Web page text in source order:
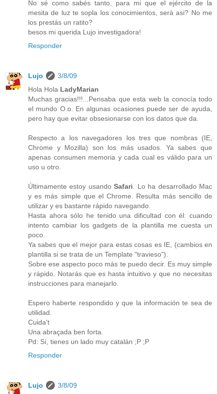
No sé como sabés tanto, para mi que el ejército de la
mesita de luz te sopla los conocimientos, será asi? No me
los prestás un ratito?
besos mi querida Lujo investigadora!
Responder
Lujo
3/8/09
Hola Hola LadyMarian
Muchas gracias!!!...Pensaba que esta web la conocía todo
el mundo O.o. En algunas ocasiones puede ser de ayuda,
pero hay que evitar obsesionarse con los datos que da.
Respecto a los navegadores los tres que nombras (IE,
Chrome y Mozilla) son los más usados. Ya sabes que
apenas consumen memoria y cada cual es válido para un
uso u otro.
Últimamente estoy usandoSafari . Lo ha desarrollado Mac
y es más simple que el Chrome. Resulta más sencillo de
utilizar y es bastante rápido navegando.
Hasta ahora sólo he tenido una dificultad con él: cuando
intento cambiar los gadgets de la plantilla me cuesta un
poco.
Ya sabes que el mejor para estas cosas es IE, (cambios en
plantilla si se trata de un Template "travieso").
Sobre ese aspecto poco más te puedo decir. Es muy simple
y rápido. Notarás que es hasta intuitivo y que no necesitas
instrucciones para manejarlo.
Espero haberte respondido y que la información te sea de
utilidad.
Cuida't
Una abraçada ben forta.
Pd: Sí, tienes un lado muy catalán ;P ;P
Responder
Lujo
3/8/09